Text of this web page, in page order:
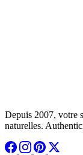
Depuis 2007, votre
naturelles.